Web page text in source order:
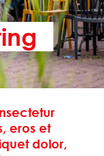
eros et
dolor,